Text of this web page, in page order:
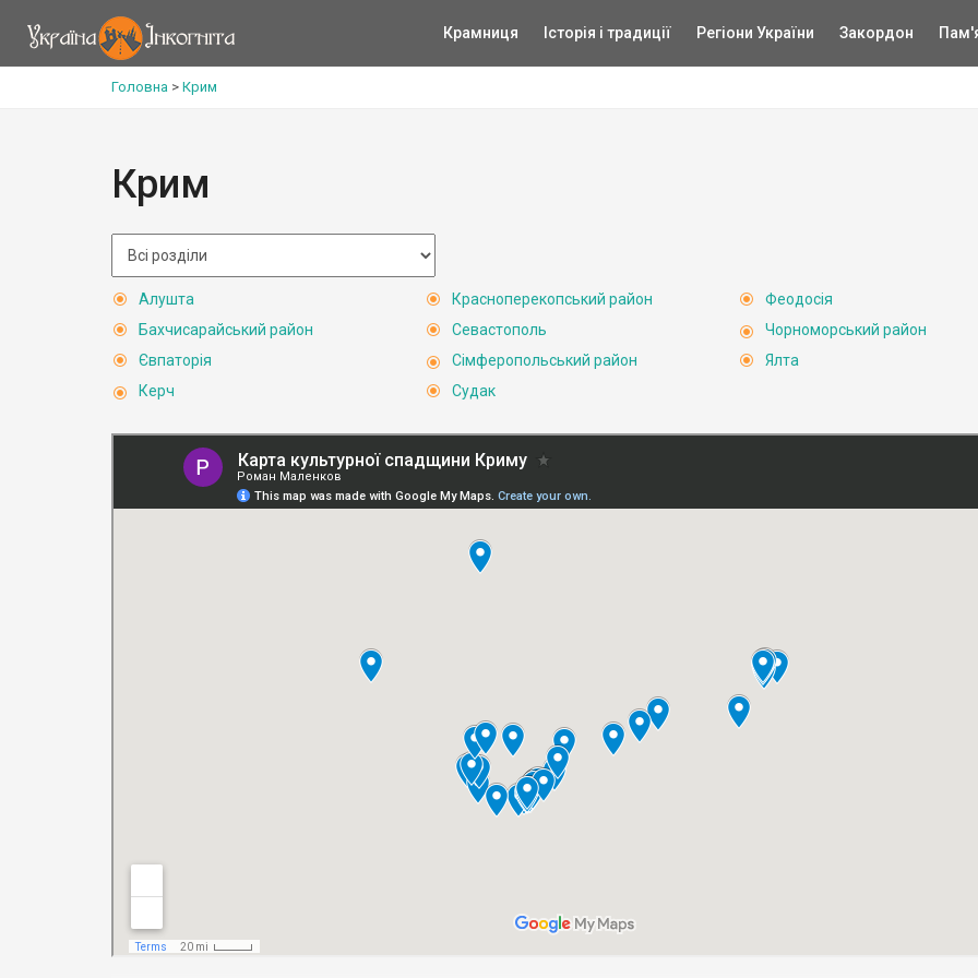
Крамниця Історія і традиції Регіони України Закордон
Головна > Крим
Крим
Алушта
Бахчисарайський район
Євпаторія
Керч
Красноперекопський район
Севастополь
Сімферопольський район
Судак
Феодосія
Чорноморський район
Ялта